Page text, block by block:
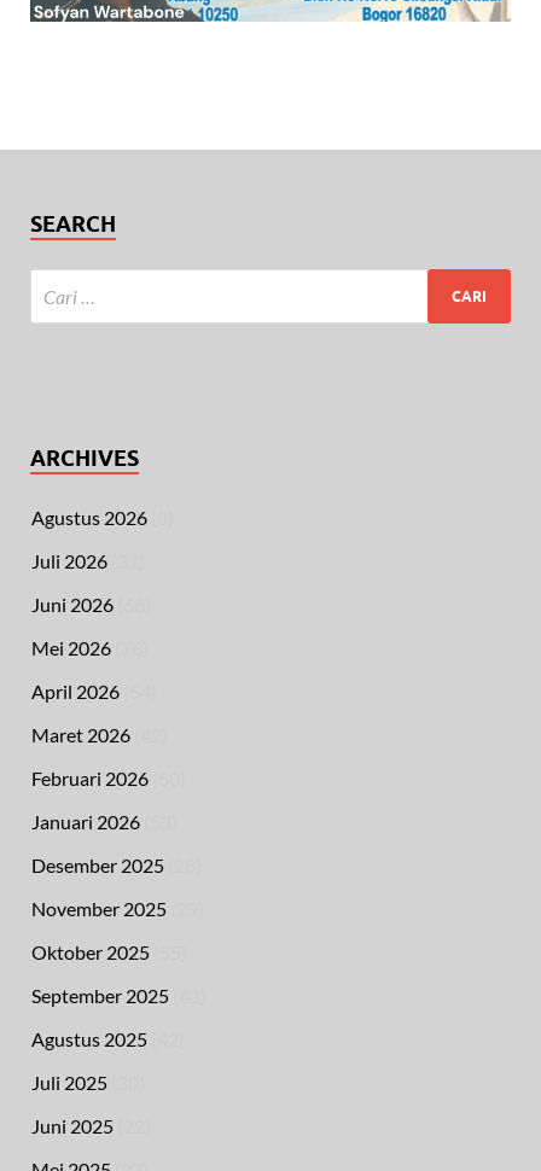
SEARCH
ARCHIVES
Agustus 2026
Juli 2026
Juni 2026
Mei 2026
April 2026
Maret 2026
Februari 2026
Januari 2026
Desember 2025
November 2025
Oktober 2025
September 2025
Agustus 2025
Juli 2025
Juni 2025